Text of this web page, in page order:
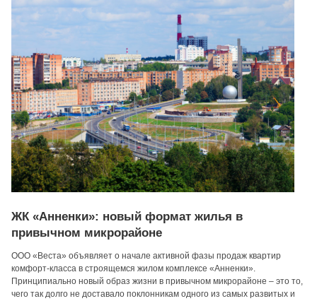
ЖК «Анненки»: новый формат жилья в
привычном микрорайоне
ООО «Веста» объявляет о начале активной фазы продаж квартир
комфорт-класса в строящемся жилом комплексе «Анненки».
Принципиально новый образ жизни в привычном микрорайоне – это то,
чего так долго не доставало поклонникам одного из самых развитых и